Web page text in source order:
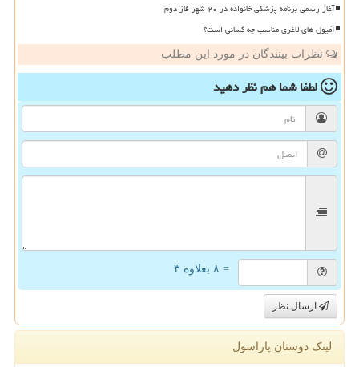
آغاز رسمی برنامه پزشکی خانواده در ۲۰ شهر فاز دوم
آمپول های لاغری مناسب چه کسانی است؟
نظرات بینندگان در مورد این مطلب
لطفا شما همنظر دهید
= ۸ بعلاوه ۳
ارسال نظر
لینک دوستان پاراسول